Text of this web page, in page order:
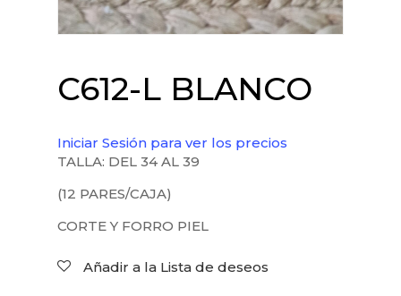
C612-L BLANCO
Iniciar Sesión para ver los precios
TALLA: DEL 34 AL 39
(12 PARES/CAJA)
CORTE Y FORRO PIEL
Añadir a la Lista de deseos